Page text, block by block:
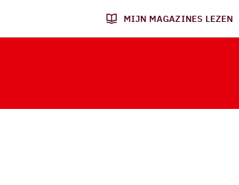
MIJN MAGAZINES LEZEN